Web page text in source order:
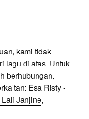
kami tidak
lagu di atas. Untuk
berhubungan,
Esa Risty -
Lali Janjine,